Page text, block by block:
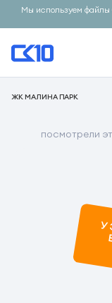
Мы используем файлы
ЖК МАЛИНА ПАРК
посмотрели